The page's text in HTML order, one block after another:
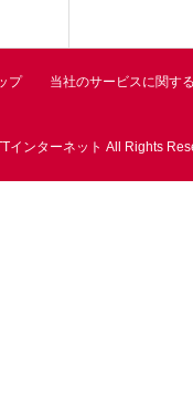
プ 当社のサービスに関す
インターネット All Rights